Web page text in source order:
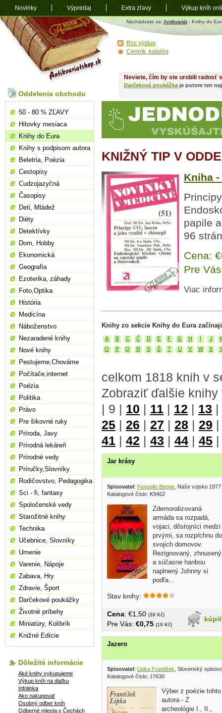
Antikvariát
shop.sk
Nachádzate sa: Antikvariát - Knihy do
KNIŽNÝ TIP V
Kniha
papile
96 strán
Cena:
Pre
Viac
Knihy zo sekcie Knihy do Eura
A B C Č D E F G H I J
O
P Q R S Š T U V W X
celkom 1818 knih v
Zobraziť ďalšie
| 9 | 10 | 11 | 12 | 13 |
25 | 26 | 27 | 28 | 29
41 | 42 | 43 | 44 | 45
Jar krásy
Spisovatel: Fenoglio Beppe , Naše vojsko 1977
Katalogové číslo: K9462
Zdemoralizovaná
armáda sa rozpadá,
vojaci, dôstojníci medzi
prvými, sa rozpŕchnu do
svojich domovov.
Rezignovaný, zhnusený
a súčasne hanbou
naplnený Johnny si
podľa...
Stav knihy:
kúpiť
Cena: €1,50 (39 Kč)
Pre Vás: €0,75 (19 Kč)
Jazero
Spisovatel : Lipka František, Slovenský
Katalogové číslo: J7630
Výber z poézie tohto
autora - Z
archeológie I., II.,
Neviete, čím by ste urobili radosť
Darčeková poukážka je potom ten
Oddelenia obchodu
50 - 80 % ZĽAVY
Hitovky mesiaca
Knihy do Eura
Knihy s podpisom autora
Beletria, Poézia
Cestopisy
Cudzojazyčná
Časopisy
Deti, Mládež
Diéty
Detektívky
Dom, Hobby
Ekonomická
Geografia
Ezoterika, záhady
Foto,Optika
História
Medicína
Náboženstvo
Nezaradené knihy
Nové knihy
Pestujeme,Chováme
Počítače,internet
Poézia
Politika
Právo
Pre šikovné ruky
Príroda, Javy
Prírodná lekáreň
Prírodné vedy
Príručky,Slovníky
Rodičovstvo, Pedagogika
Sci - fi, fantasy
Spoločenské vedy
Starožitné knihy
Technika
Učebnice, Slovníky
Umenie
Varenie, Nápoje
Zabava, Hry
Zdravie, Šport
Darčekové poukážky
Životné príbehy
Miniatúry, Kolibrík
Knižné Edície
Dôležité informácie
Aké knihy vykupujeme
Výkup kníh na diaľku
Infolinka
Ako nakupovať
Osobný odber kníh
Odberné miesta v Čechách
Rss výstup
Cenník, katalóg
Novinky Výpredaj Extra zľavy Výkup kníh